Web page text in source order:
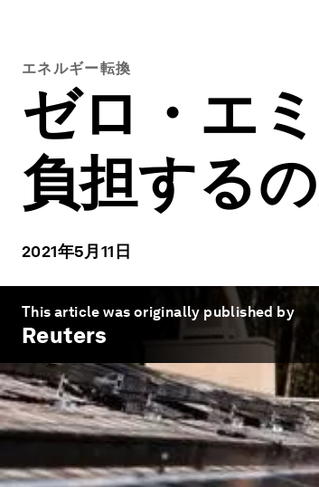
エネルギー転換
ゼロ・エ
負担する
2021年5月11日
This article was originally published by
Reuters